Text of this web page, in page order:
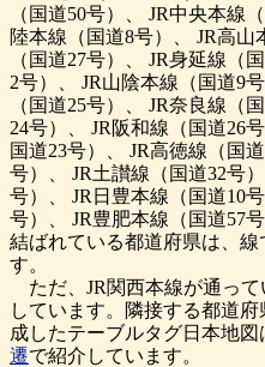
（国道50号）、 JR中央本線
陸本線（国道8号）、 JR高山
（国道27号）、 JR身延線（
2号）、 JR山陰本線（国道9
（国道25号）、 JR奈良線（
24号）、 JR阪和線（国道26
国道23号）、 JR高徳線（国
号）、 JR土讃線（国道32号
号）、 JR日豊本線（国道10
号）、 JR豊肥本線（国道57
結ばれている都道府県は、
す。
ただ、JR関西本線が通っ
しています。隣接する都道
成したテーブルタグ日本地図
遷で紹介しています。